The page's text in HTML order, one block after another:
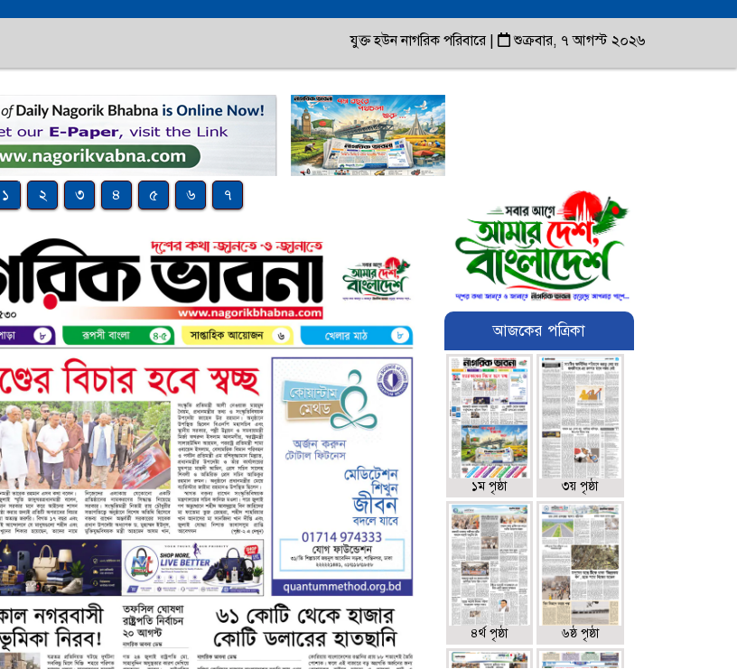
যুক্ত হউন নাগরিক পরিবারে শুক্রবার, ৭ আগস্ট ২০২৬
১ ২ ৩ ৪ ৫ ৬ ৭
আজকের পত্রিকা
১ম পৃষ্ঠা ৩য় পৃষ্ঠা
৪র্থ পৃষ্ঠা ৬ষ্ঠ পৃষ্ঠা